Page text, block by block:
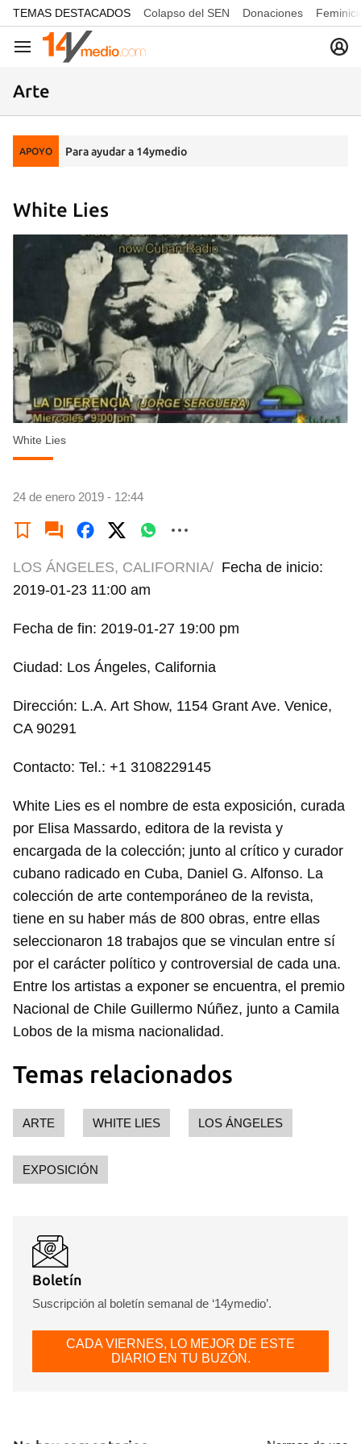
common.go-to-content
TEMAS DESTACADOS Colapso del SEN Donaciones
Navegación
Arte
APOYO Para ayudar a 14ymedio
White Lies
White Lies
24 de enero 2019 - 12:44
LOS ÁNGELES, CALIFORNIA/ Fecha de inicio:
2019-01-23 11:00 am
Fecha de fin: 2019-01-27 19:00 pm
Ciudad: Los Ángeles, California
Dirección: L.A. Art Show, 1154 Grant Ave. Venice,
CA 90291
Contacto: Tel.: +1 3108229145
White Lies es el nombre de esta exposición, curada
por Elisa Massardo, editora de la revista y
encargada de la colección; junto al crítico y curador
cubano radicado en Cuba, Daniel G. Alfonso. La
colección de arte contemporáneo de la revista,
tiene en su haber más de 800 obras, entre ellas
seleccionaron 18 trabajos que se vinculan entre sí
por el carácter político y controversial de cada una.
Entre los artistas a exponer se encuentra, el premio
Nacional de Chile Guillermo Núñez, junto a Camila
Lobos de la misma nacionalidad.
Temas relacionados
ARTE WHITE LIES LOS ÁNGELES
EXPOSICIÓN
Boletín
Suscripción al boletín semanal de ‘14ymedio’.
CADA VIERNES, LO MEJOR DE ESTE
DIARIO EN TU BUZÓN.